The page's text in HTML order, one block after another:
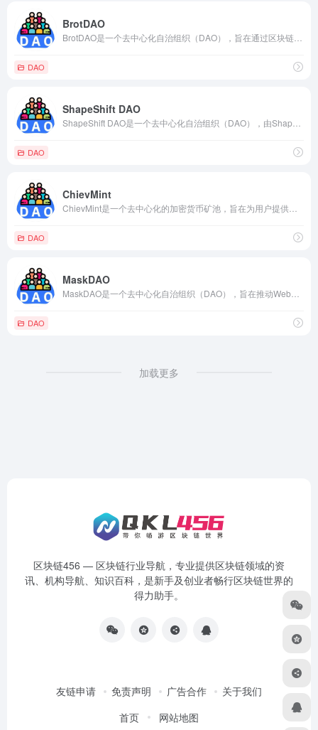
BrotDAO
DAO
ShapeShift DAO
DAO
ChievMint
DAO
MaskDAO
DAO
加载更多
区块链456 — 区块链行业导航，专业提供区块链领域的资
讯、机构导航、知识百科，是新手及创业者畅行区块链世界的
得力助手。
友链申请 免责声明 广告合作
关于我们
首页
网站地图